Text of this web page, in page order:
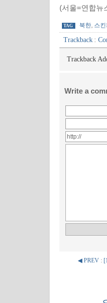
(서울=연합뉴
TAG 북한, 스킨
Trackback :
Trackback
Write a
◀ PREV :